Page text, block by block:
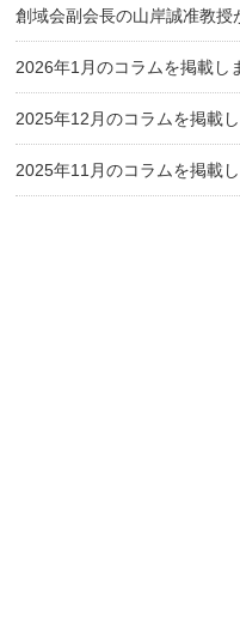
創域会副会長の山岸誠准教授
2026年1月のコラムを掲載し
2025年12月のコラムを掲載
2025年11月のコラムを掲載